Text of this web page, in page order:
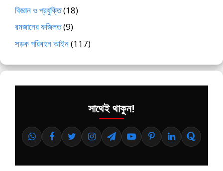
বিজ্ঞান ও প্রযুক্তি(18)
রমজানের ফজিলত(9)
সড়ক পরিবহন আইন(117)
সাথেই থাকুন!